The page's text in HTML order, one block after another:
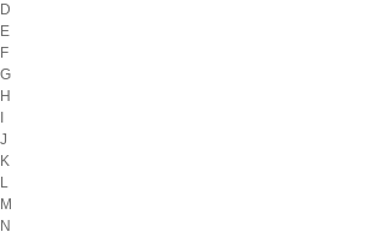
D
E
F
G
H
J
K
L
M
N